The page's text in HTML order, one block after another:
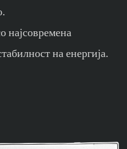
најсовремена
на енергија.